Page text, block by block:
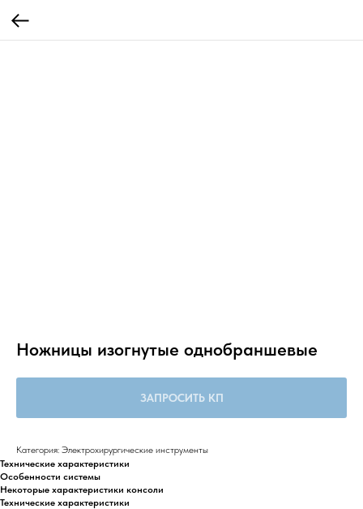
Ножницы изогнутые однобраншевые
ЗАПРОСИТЬ КП
Категория: Электрохирургические инструменты
Технические характеристики
Особенности системы
Некоторые характеристики консоли
Технические характеристики